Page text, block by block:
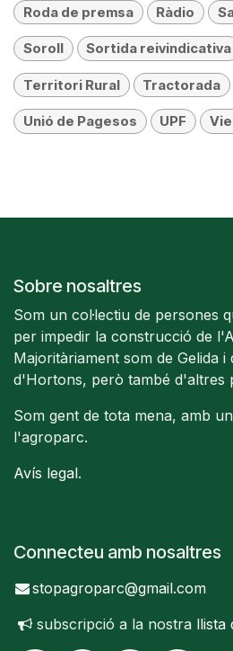
Roda de premsa Ràdio
Soroll Sortida reivindicativa
Territori Rural Tractorada
Unió de Pagesos UPF
Sobre nosaltres
Som un col·lectiu de persones
per impedir la construcció de
Majoritàriament som de Gelida
d'Hortons, però també d'altres
Som gent de tota mena, amb
l'agroparc.
Avís legal.
Connecteu amb nosaltres
stopagroparc@gmail.com
subscripció a la nostra llista